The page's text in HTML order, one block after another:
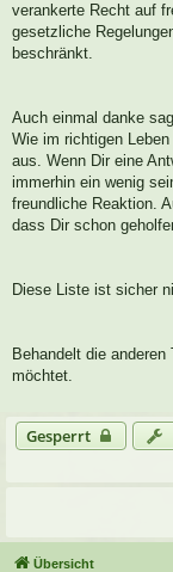
verankerte Recht auf
gesetzliche
beschränkt.
Auch einmal danke
Wie im richtigen
aus. Wenn Dir eine
immerhin ein wenig
freundliche Reaktion.
dass Dir schon
Diese Liste ist sicher
Behandelt die
möchtet.
Gesperrt
Übersicht